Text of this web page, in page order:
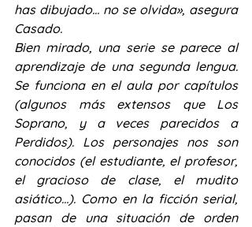
has dibujado… no se olvida», asegura
Casado.
Bien mirado, una serie se parece al
aprendizaje de una segunda lengua.
Se funciona en el aula por capítulos
(algunos más extensos que Los
Soprano, y a veces parecidos a
Perdidos). Los personajes nos son
conocidos (el estudiante, el profesor,
el gracioso de clase, el mudito
asiático…). Como en la ficción serial,
pasan de una situación de orden